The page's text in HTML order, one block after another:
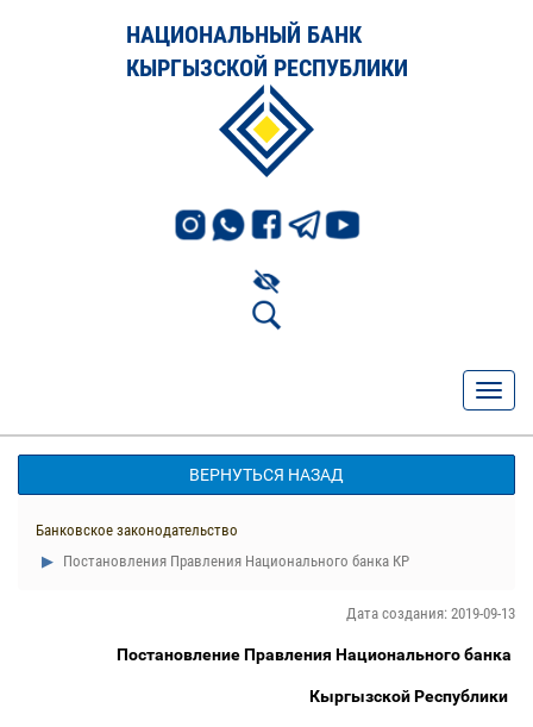
НАЦИОНАЛЬНЫЙ БАНК
КЫРГЫЗСКОЙ РЕСПУБЛИКИ
ВЕРНУТЬСЯ НАЗАД
Банковское законодательство
Постановления Правления Национального банка КР
Дата создания: 2019-09-13
Постановление Правления Национального банка
Кыргызской Республики